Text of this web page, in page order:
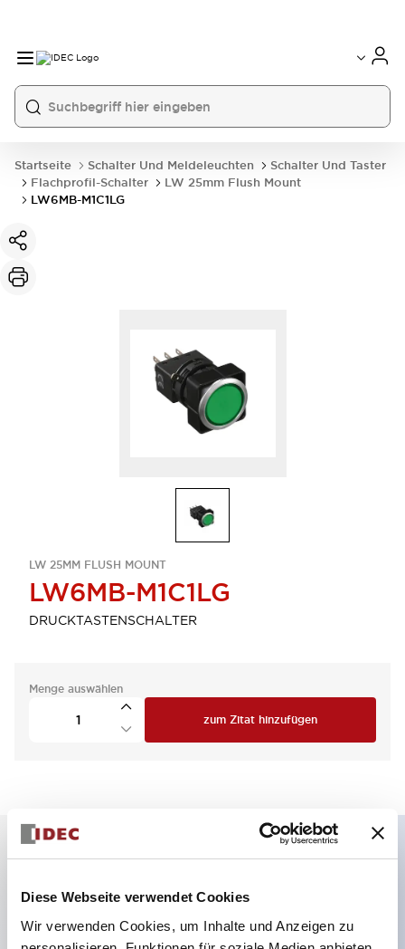
Diese Webseite verwendet Cookies
Wir verwenden Cookies, um Inhalte und Anzeigen zu
Startseite Schalter Und Meldeleuchten
Schalter Und Taster
Flachprofil-Schalter
LW 25mm Flush Mount
LW6MB-M1C1LG
LW 25MM FLUSH MOUNT
LW6MB-M1C1LG
DRUCKTASTENSCHALTER
Menge auswählen
zum Zitat hinzufügen
Mehrfachbefestigung möglich